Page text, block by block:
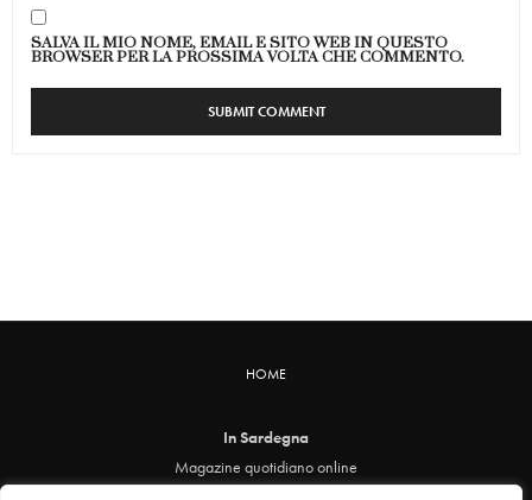
SALVA IL MIO NOME, EMAIL E SITO WEB IN QUESTO
BROWSER PER LA PROSSIMA VOLTA CHE COMMENTO.
HOME
In Sardegna
Magazine quotidiano online